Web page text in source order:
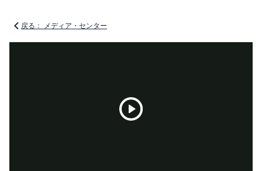
戻る： メディア・センター